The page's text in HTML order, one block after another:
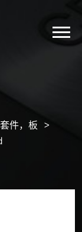
件，板